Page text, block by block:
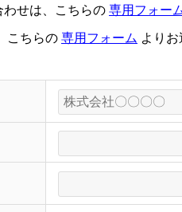
せは、こちらの専用フォー
こちらの専用フォーム より